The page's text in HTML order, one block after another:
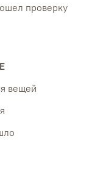
проверку
вещей